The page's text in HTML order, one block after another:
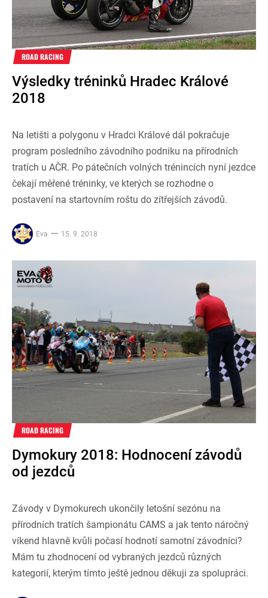
ROAD RACING
Výsledky tréninků Hradec Králové
2018
Na letišti a polygonu v Hradci Králové dál pokračuje
program posledního závodního podniku na přírodních
tratích u AČR. Po pátečních volných trénincích nyní jezdce
čekají měřené tréninky, ve kterých se rozhodne o
postavení na startovním roštu do zítřejších závodů.
Eva 15. 9. 2018
ROAD RACING
Dymokury 2018: Hodnocení závodů
od jezdců
Závody v Dymokurech ukončily letošní sezónu na
přírodních tratích šampionátu CAMS a jak tento náročný
víkend hlavně kvůli počasí hodnotí samotní závodníci?
Mám tu zhodnocení od vybraných jezdců různých
kategorií, kterým tímto ještě jednou děkuji za spolupráci.